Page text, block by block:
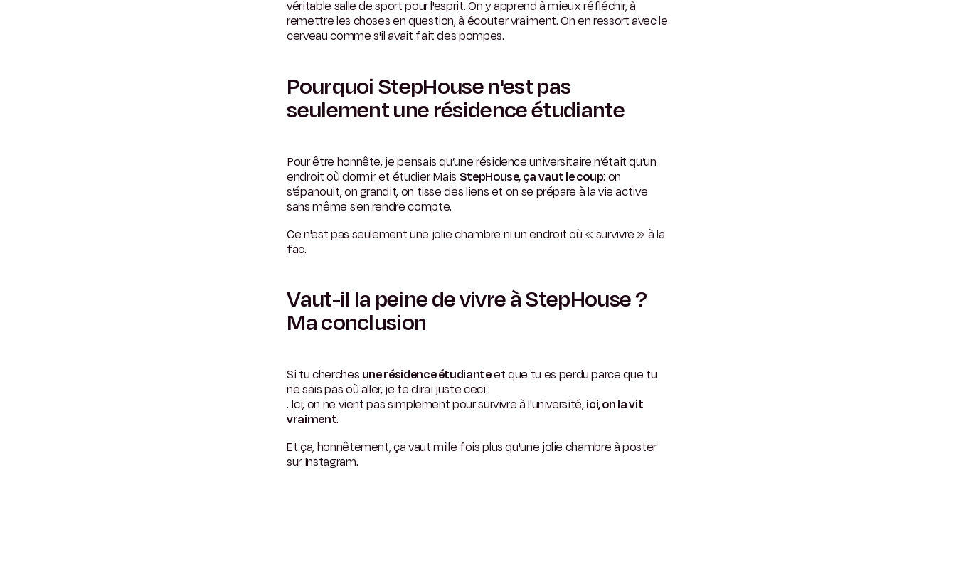
véritable salle de sport pour l'esprit. On y apprend à mieux réfléchir, à
remettre les choses en question, à écouter vraiment. On en ressort avec le
cerveau comme s'il avait fait des pompes.
Pourquoi StepHouse n'est pas
seulement une résidence étudiante
Pour être honnête, je pensais qu’une résidence universitaire n’était qu’un
endroit où dormir et étudier. Mais StepHouse, ça vaut le coup: on
s’épanouit, on grandit, on tisse des liens et on se prépare à la vie active
sans même s’en rendre compte.
Ce n'est pas seulement une jolie chambre ni un endroit où « survivre » à la
fac.
Vaut-il la peine de vivre à StepHouse ?
Ma conclusion
Si tu cherches une résidence étudianteet que tu es perdu parce que tu
ne sais pas où aller, je te dirai juste ceci :
. Ici, on ne vient pas simplement pour survivre à l'université,ici, on la vit
vraiment.
Et ça, honnêtement, ça vaut mille fois plus qu'une jolie chambre à poster
sur Instagram.